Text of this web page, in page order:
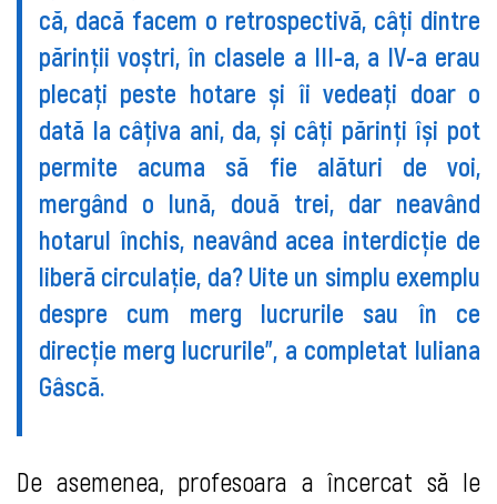
că, dacă facem o retrospectivă, câți dintre
părinții voștri, în clasele a III-a, a IV-a erau
plecați peste hotare și îi vedeați doar o
dată la câțiva ani, da, și câți părinți își pot
permite acuma să fie alături de voi,
mergând o lună, două trei, dar neavând
hotarul închis, neavând acea interdicție de
liberă circulație, da? Uite un simplu exemplu
despre cum merg lucrurile sau în ce
direcție merg lucrurile”, a completat Iuliana
Gâscă.
De asemenea, profesoara a încercat să le